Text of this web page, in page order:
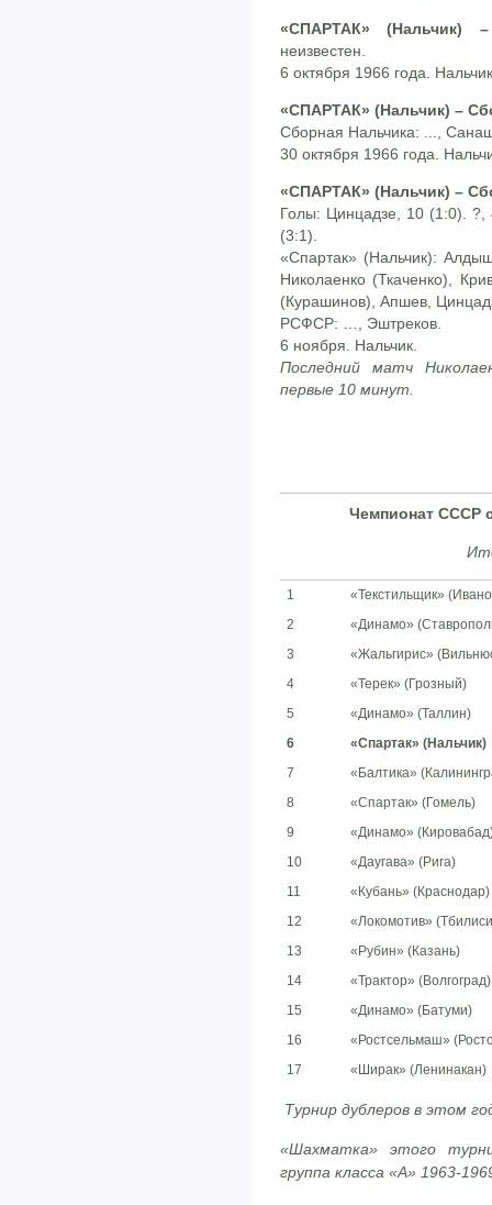
«СПАРТАК» (Нальчик)
неизвестен.
6 октября 1966 года.
«СПАРТАК» (Нальчик) –
Сборная Нальчика: ...,
30 октября 1966 года.
«СПАРТАК» (Нальчик) –
Голы: Цинцадзе, 10 (1:0). ?,
(3:1).
«Спартак» (Нальчик):
Николаенко (Ткаченко),
(Курашинов), Апшев,
РСФСР: …, Эштреков.
6 ноября. Нальчик.
Последний матч
первые 10 минут.
Чемпионат СССР
1
«Текстильщик»
2
«Динамо»
3
«Жальгирис»
4
«Терек» (Грозный)
5
«Динамо» (Таллин)
6
«Спартак» (Нальчик)
7
«Балтика»
8
«Спартак» (Гомель)
9
«Динамо»
10
«Даугава» (Рига)
11
«Кубань» (Краснодар)
12
«Локомотив»
13
«Рубин» (Казань)
14
«Трактор» (Волгоград)
15
«Динамо» (Батуми)
16
«Ростсельмаш»
17
«Ширак» (Ленинакан)
Турнир дублеров в этом
«Шахматка» этого
группа класса «А» 1963-